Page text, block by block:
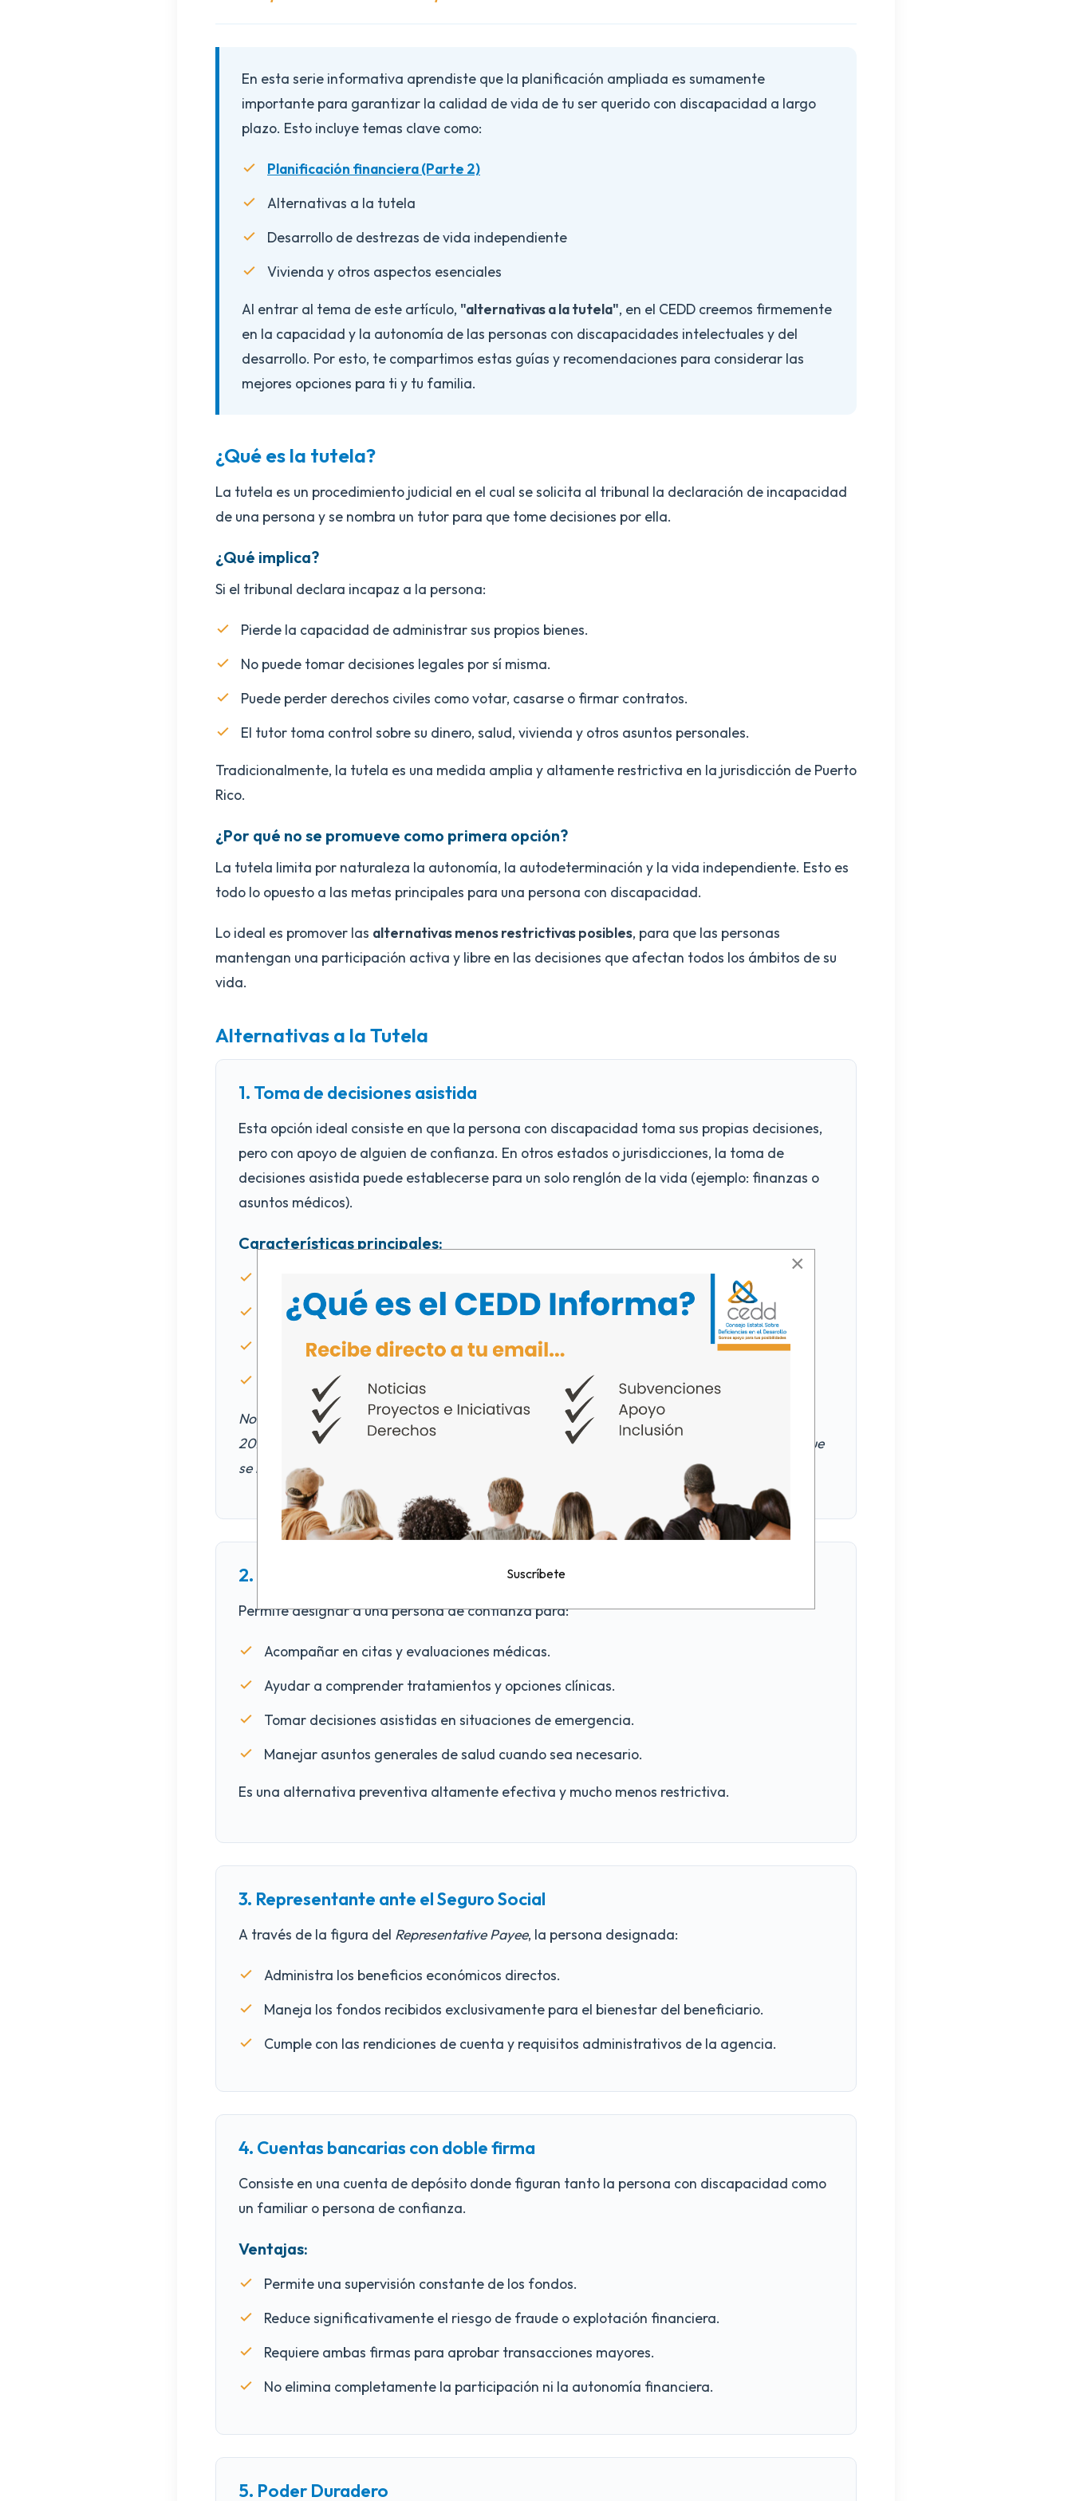
En esta serie informativa aprendiste que la planificación ampliada es sumamente
importante para garantizar la calidad de vida de tu ser querido con discapacidad a largo
plazo. Esto incluye temas clave como:
Planificación financiera (Parte 2)
Alternativas a la tutela
Desarrollo de destrezas de vida independiente
Vivienda y otros aspectos esenciales
Al entrar al tema de este artículo, "alternativas a la tutela", en el CEDD creemos firmemente
en la capacidad y la autonomía de las personas con discapacidades intelectuales y del
desarrollo. Por esto, te compartimos estas guías y recomendaciones para considerar las
mejores opciones para ti y tu familia.
¿Qué es la tutela?
La tutela es un procedimiento judicial en el cual se solicita al tribunal la declaración de incapacidad
de una persona y se nombra un tutor para que tome decisiones por ella.
¿Qué implica?
Si el tribunal declara incapaz a la persona:
Pierde la capacidad de administrar sus propios bienes.
No puede tomar decisiones legales por sí misma.
Puede perder derechos civiles como votar, casarse o firmar contratos.
El tutor toma control sobre su dinero, salud, vivienda y otros asuntos personales.
Tradicionalmente, la tutela es una medida amplia y altamente restrictiva en la jurisdicción de Puerto
Rico.
¿Por qué no se promueve como primera opción?
La tutela limita por naturaleza la autonomía, la autodeterminación y la vida independiente. Esto es
todo lo opuesto a las metas principales para una persona con discapacidad.
Lo ideal es promover las alternativas menos restrictivas posibles, para que las personas
mantengan una participación activa y libre en las decisiones que afectan todos los ámbitos de su
vida.
Alternativas a la Tutela
1. Toma de decisiones asistida
Esta opción ideal consiste en que la persona con discapacidad toma sus propias decisiones,
pero con apoyo de alguien de confianza. En otros estados o jurisdicciones, la toma de
decisiones asistida puede establecerse para un solo renglón de la vida (ejemplo: finanzas o
asuntos médicos).
Características principales:
No elimina derechos legales a la persona.
Permite tomar decisiones conjuntas respetando la voluntad individual.
Promueve directamente la autonomía.
Nota: Aunque en Puerto Rico no está formalmente estructurada dentro del Código Civil del
2020, el CEDD intercede actualmente para educar a los hacedores de política pública para que
se reconozca como una alternativa oficial en nuestro ordenamiento.
2. Representante para asuntos médicos
Permite designar a una persona de confianza para:
Acompañar en citas y evaluaciones médicas.
Ayudar a comprender tratamientos y opciones clínicas.
Tomar decisiones asistidas en situaciones de emergencia.
Manejar asuntos generales de salud cuando sea necesario.
Es una alternativa preventiva altamente efectiva y mucho menos restrictiva.
3. Representante ante el Seguro Social
A través de la figura del Representative Payee, la persona designada:
Administra los beneficios económicos directos.
Maneja los fondos recibidos exclusivamente para el bienestar del beneficiario.
Cumple con las rendiciones de cuenta y requisitos administrativos de la agencia.
4. Cuentas bancarias con doble firma
Consiste en una cuenta de depósito donde figuran tanto la persona con discapacidad como
un familiar o persona de confianza.
Ventajas:
Permite una supervisión constante de los fondos.
Reduce significativamente el riesgo de fraude o explotación financiera.
Requiere ambas firmas para aprobar transacciones mayores.
No elimina completamente la participación ni la autonomía financiera.
5. Poder Duradero
×
Suscríbete